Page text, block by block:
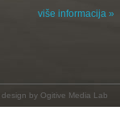
više informacija »
by Ogitive Media Lab